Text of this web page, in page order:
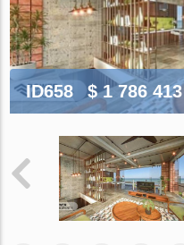
ID658 $ 1 786 413